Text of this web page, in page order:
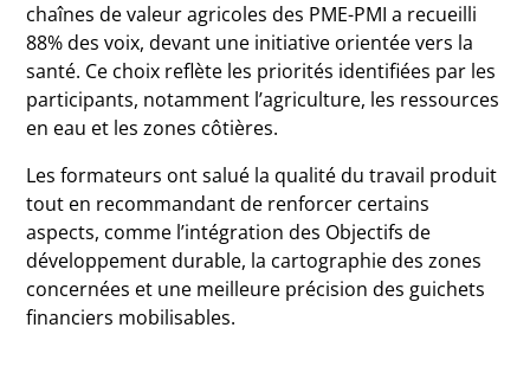
chaînes de valeur agricoles des PME-PMI a recueilli
88% des voix, devant une initiative orientée vers la
santé. Ce choix reflète les priorités identifiées par les
participants, notamment l’agriculture, les ressources
en eau et les zones côtières.
Les formateurs ont salué la qualité du travail produit
tout en recommandant de renforcer certains
aspects, comme l’intégration des Objectifs de
développement durable, la cartographie des zones
concernées et une meilleure précision des guichets
financiers mobilisables.